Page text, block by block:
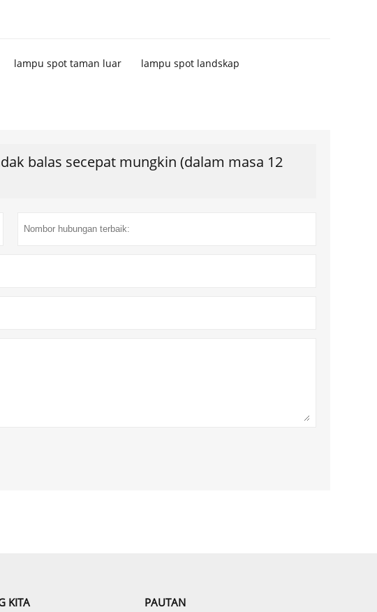
lampu spot taman luar
lampu spot landskap
balas secepat mungkin (dalam masa 12
KITA PAUTAN